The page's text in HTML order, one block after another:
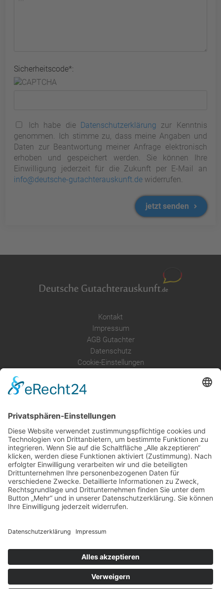
Sicherheitscode*:
Ich habe die Datenschutzerklärung zur Kenntnis
genommen. Ich stimme zu, dass meine Angaben und
Daten zur Beantwortung meiner Anfrage elektronisch
erhoben und gespeichert werden. Sie können Ihre
Einwilligung jederzeit für die Zukunft per E-Mail an
info@deutsche-gutachterauskunft.de widerrufen.
jetzt senden
Kontakt
Impressum
AGB Gutachter
Datenschutz
Cookie-Einstellungen
Kosten im Überblick
AGB Nutzer
Gutachter suchen
Gutachter Blog
Auftragsbörse
Anfrage
Presse
Partner: Der DGuSV
Infos für Suchende